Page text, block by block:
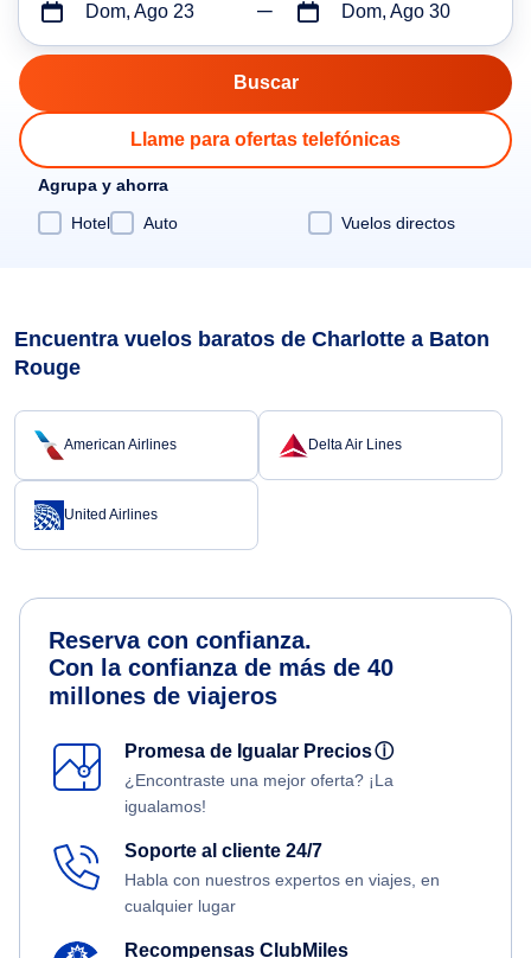
Dom, Ago 23 Dom, Ago 30
Llame para ofertas telefónicas
Agrupa y ahorra
Hotel
Auto Vuelos directos
Encuentra vuelos baratos de Charlotte a Baton
Rouge
American Airlines Delta Air Lines
United Airlines
Reserva con confianza.
Con la confianza de más de 40
millones de viajeros
Promesa de Igualar Preciosⓘ
¿Encontraste una mejor oferta? ¡La
igualamos!
Soporte al cliente 24/7
Habla con nuestros expertos en viajes, en
cualquier lugar
Recompensas ClubMiles